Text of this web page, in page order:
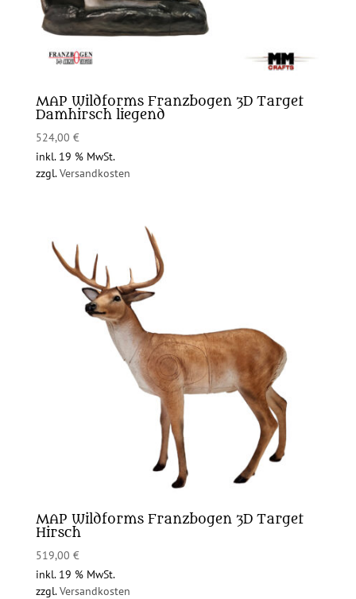
MAP Wildforms Franzbogen 3D Target
Damhirsch liegend
524,00 €
inkl. 19 % MwSt.
zzgl.Versandkosten
MAP Wildforms Franzbogen 3D Target
Hirsch
519,00 €
inkl. 19 % MwSt.
zzgl.Versandkosten